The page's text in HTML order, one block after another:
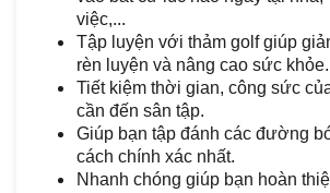
việc,...
Tập luyện với thảm golf giúp
rèn luyện và nâng cao sức khỏe.
Tiết kiệm thời gian, công sức
cần đến sân tập.
Giúp bạn tập đánh các đường
cách chính xác nhất.
Nhanh chóng giúp bạn hoàn